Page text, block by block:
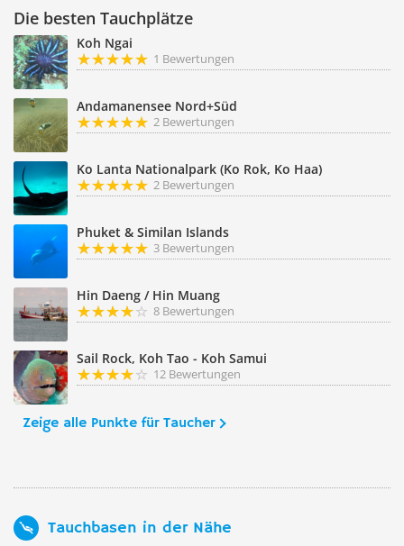
Die besten Tauchplätze
Koh Ngai
1 Bewertungen
Andamanensee Nord+Süd
2 Bewertungen
Ko Lanta Nationalpark (Ko Rok, Ko Haa)
2 Bewertungen
Phuket & Similan Islands
3 Bewertungen
Hin Daeng / Hin Muang
8 Bewertungen
Sail Rock, Koh Tao - Koh Samui
12 Bewertungen
Zeige alle Punkte für Taucher
Tauchbasen in der Nähe